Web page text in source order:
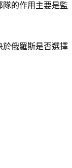
的作用主要是監
於俄羅斯是否選擇